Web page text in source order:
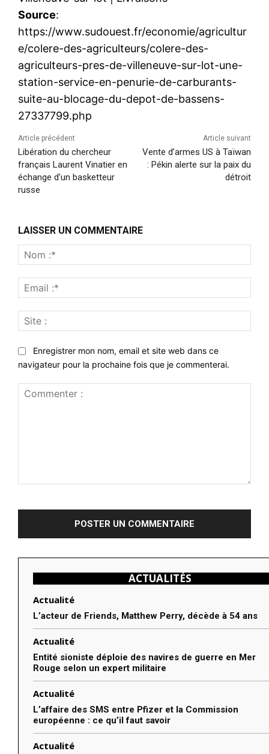
Source:
https://www.sudouest.fr/economie/agricultur
e/colere-des-agriculteurs/colere-des-
agriculteurs-pres-de-villeneuve-sur-lot-une-
station-service-en-penurie-de-carburants-
suite-au-blocage-du-depot-de-bassens-
27337799.php
Article précédent
Libération du chercheur
français Laurent Vinatier en
échange d’un basketteur
russe
Article suivant
Vente d’armes US à Taïwan
: Pékin alerte sur la paix du
détroit
LAISSER UN COMMENTAIRE
:*
:*
:
Enregistrer mon nom, email et site web dans ce
navigateur pour la prochaine fois que je commenterai.
ACTUALITÉS
Actualité
L’acteur de Friends, Matthew Perry, décède à 54 ans
Actualité
Entité sioniste déploie des navires de guerre en Mer
Rouge selon un expert militaire
Actualité
L’affaire des SMS entre Pfizer et la Commission
européenne : ce qu’il faut savoir
Actualité